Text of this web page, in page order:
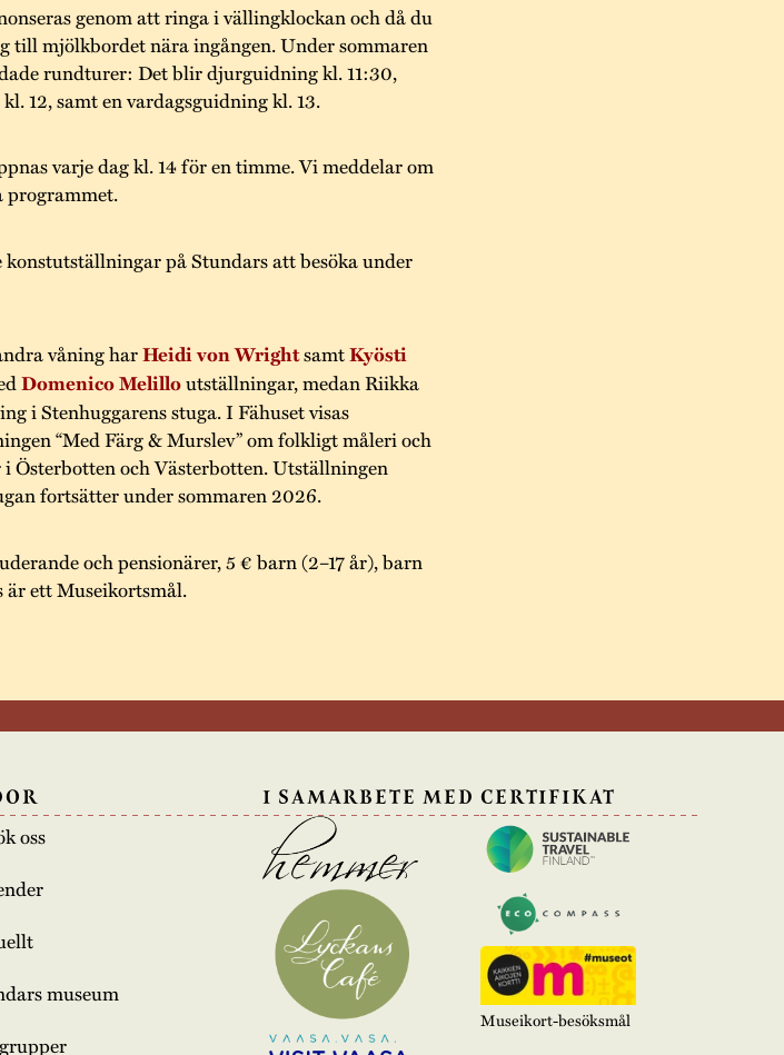
genom att ringa i vällingklockan och då du
till mjölkbordet nära ingången. Under sommaren
rundturer: Det blir djurguidning kl. 11:30,
12, samt en vardagsguidning kl. 13.
varje dag kl. 14 för en timme. Vi meddelar om
programmet.
konstutställningar på Stundars att besöka under
våning harHeidi von WrightsamtKyösti
Domenico Melilloutställningar, medan Riikka
i Stenhuggarens stuga. I Fähuset visas
“Med Färg & Murslev” om folkligt måleri och
Österbotten och Västerbotten. Utställningen
fortsätter under sommaren 2026.
och pensionärer, 5 € barn (2–17 år), barn
är ett Museikortsmål.
oss
museum
I SAMARBETE MED CERTIFIKAT
Museikort-besöksmål